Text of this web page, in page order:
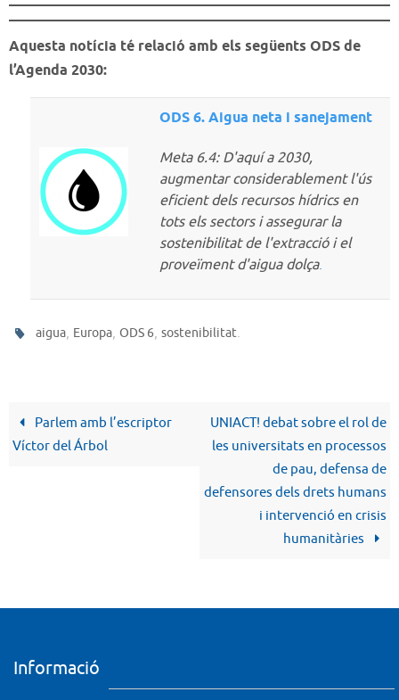
Aquesta notícia té relació amb els següents ODS de
l’Agenda 2030:
ODS 6. Aigua neta i sanejament
Meta 6.4: D'aquí a 2030,
augmentar considerablement l'ús
eficient dels recursos hídrics en
tots els sectors i assegurar la
sostenibilitat de l'extracció i el
proveïment d'aigua dolça.
aigua, Europa,ODS 6,sostenibilitat.
Parlem amb l’escriptor
Víctor del Árbol
UNIACT! debat sobre el rol de
les universitats en processos
de pau, defensa de
defensores dels drets humans
i intervenció en crisis
humanitàries
Informació